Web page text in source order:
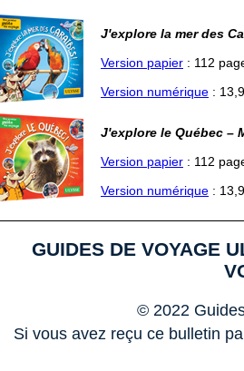
J'explore la mer des
Version papier : 112
Version numérique :
J'explore le Québec –
Version papier : 112
Version numérique :
GUIDES DE VOYAGE
© 2022
Si vous avez reçu ce bulletin